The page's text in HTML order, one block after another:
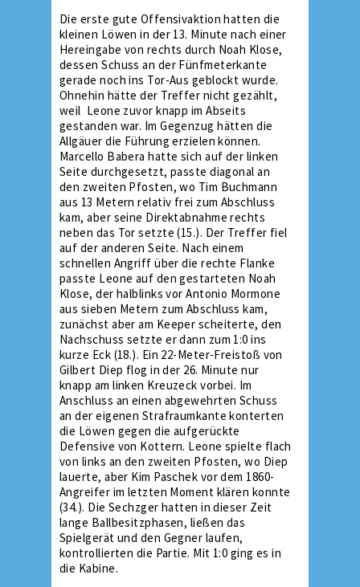
Die erste gute Offensivaktion hatten die
kleinen Löwen in der 13. Minute nach einer
Hereingabe von rechts durch Noah Klose,
dessen Schuss an der Fünfmeterkante
gerade noch ins Tor-Aus geblockt wurde.
Ohnehin hätte der Treffer nicht gezählt,
weil Leone zuvor knapp im Abseits
gestanden war. Im Gegenzug hätten die
Allgäuer die Führung erzielen können.
Marcello Babera hatte sich auf der linken
Seite durchgesetzt, passte diagonal an
den zweiten Pfosten, wo Tim Buchmann
aus 13 Metern relativ frei zum Abschluss
kam, aber seine Direktabnahme rechts
neben das Tor setzte (15.). Der Treffer fiel
auf der anderen Seite. Nach einem
schnellen Angriff über die rechte Flanke
passte Leone auf den gestarteten Noah
Klose, der halblinks vor Antonio Mormone
aus sieben Metern zum Abschluss kam,
zunächst aber am Keeper scheiterte, den
Nachschuss setzte er dann zum 1:0 ins
kurze Eck (18.). Ein 22-Meter-Freistoß von
Gilbert Diep flog in der 26. Minute nur
knapp am linken Kreuzeck vorbei. Im
Anschluss an einen abgewehrten Schuss
an der eigenen Strafraumkante konterten
die Löwen gegen die aufgerückte
Defensive von Kottern. Leone spielte flach
von links an den zweiten Pfosten, wo Diep
lauerte, aber Kim Paschek vor dem 1860-
Angreifer im letzten Moment klären konnte
(34.). Die Sechzger hatten in dieser Zeit
lange Ballbesitzphasen, ließen das
Spielgerät und den Gegner laufen,
kontrollierten die Partie. Mit 1:0 ging es in
die Kabine.